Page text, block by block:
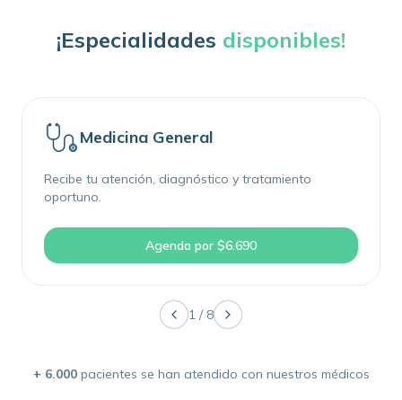
¡Especialidades disponibles!
Medicina General
Recibe tu atención, diagnóstico y tratamiento
oportuno.
Agenda por $6.690
1 / 8
+ 6.000pacientes se han atendido con nuestros médicos